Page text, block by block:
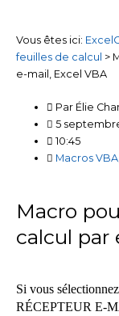
Vous êtes ici:
feuilles de calcul >
e-mail, Excel VBA
Par Élie
5
10:45
Macros VBA
Macro
calcul par
Si vous
RÉCEPTEUR E-